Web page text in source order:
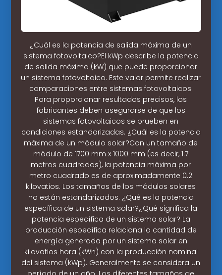
¿Cuál es la potencia de salida máxima de un
sistema fotovoltaico?El kWp describe la potencia
de salida máxima (kW) que puede proporcionar
un sistema fotovoltaico. Este valor permite realizar
comparaciones entre sistemas fotovoltaicos.
Para proporcionar resultados precisos, los
fabricantes deben asegurarse de que los
sistemas fotovoltaicos se prueben en
condiciones estandarizadas. ¿Cuál es la potencia
máxima de un módulo solar?Con un tamaño de
módulo de 1700 mm x 1000 mm (es decir, 1.7
metros cuadrados), la potencia máxima por
metro cuadrado es de aproximadamente 0.2
kilovatios. Los tamaños de los módulos solares
no están estandarizados. ¿Qué es la potencia
específica de un sistema solar?¿Qué significa la
potencia específica de un sistema solar? La
producción específica relaciona la cantidad de
energía generada por un sistema solar en
kilovatios hora (kWh) con la producción nominal
del sistema (kWp). Generalmente se considera un